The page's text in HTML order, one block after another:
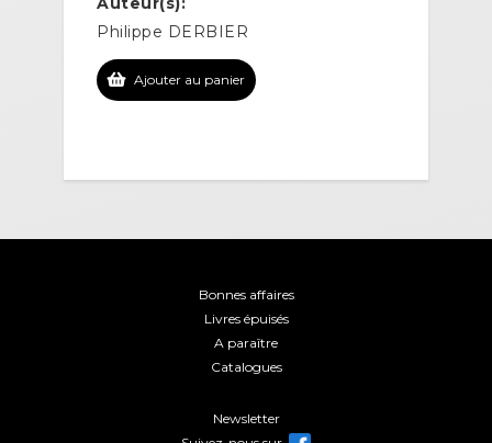
Philippe DERBIER
Ajouter au panier
Bonnes affaires
Livres épuisés
A paraître
Catalogues
Newsletter